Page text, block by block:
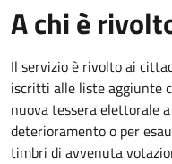
A chi è
Il servizio è rivolto ai
iscritti alle liste aggiunte
nuova tessera elettorale
deterioramento o per
timbri di avvenuta